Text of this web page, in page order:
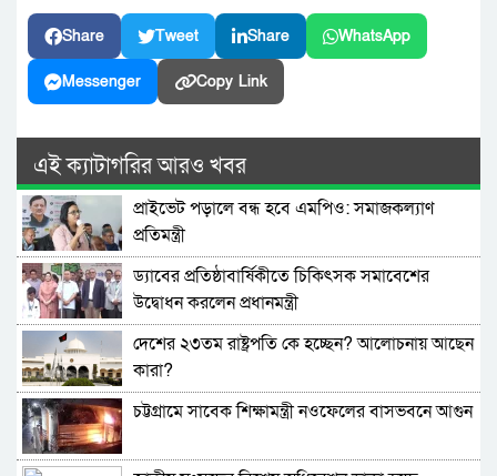
Share Tweet Share WhatsApp
Messenger Copy Link
এই ক্যাটাগরির আরও খবর
প্রাইভেট পড়ালে বন্ধ হবে এমপিও: সমাজকল্যাণ
প্রতিমন্ত্রী
ড্যাবের প্রতিষ্ঠাবার্ষিকীতে চিকিৎসক সমাবেশের
উদ্বোধন করলেন প্রধানমন্ত্রী
দেশের ২৩তম রাষ্ট্রপতি কে হচ্ছেন? আলোচনায় আছেন
কারা?
চট্টগ্রামে সাবেক শিক্ষামন্ত্রী নওফেলের বাসভবনে আগুন